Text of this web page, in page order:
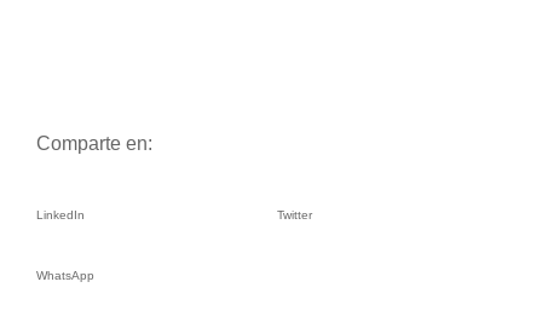
Comparte en:
LinkedIn Twitter
WhatsApp